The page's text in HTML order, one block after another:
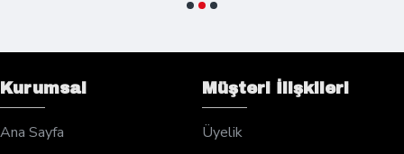
Kurumsal
Ana Sayfa
Müşteri İlişkileri
Üyelik